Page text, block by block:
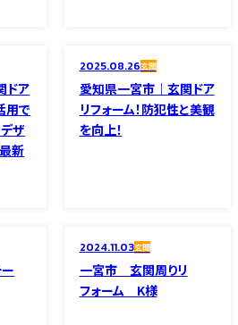
ドア
用で
デザ
新
2025.08.26玄関
愛知県一宮市｜玄関ドア
リフォーム！防犯性と美観
を向上！
2024.11.03玄関
一宮市 玄関周りリ
フォーム K様